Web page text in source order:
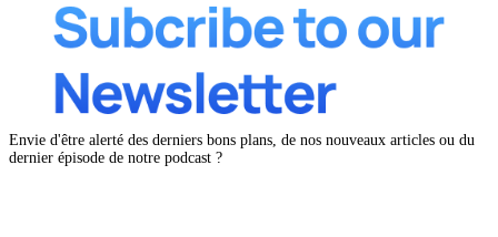
Envie d'être alerté des derniers bons plans, de nos nouveaux articles ou du
dernier épisode de notre podcast ?